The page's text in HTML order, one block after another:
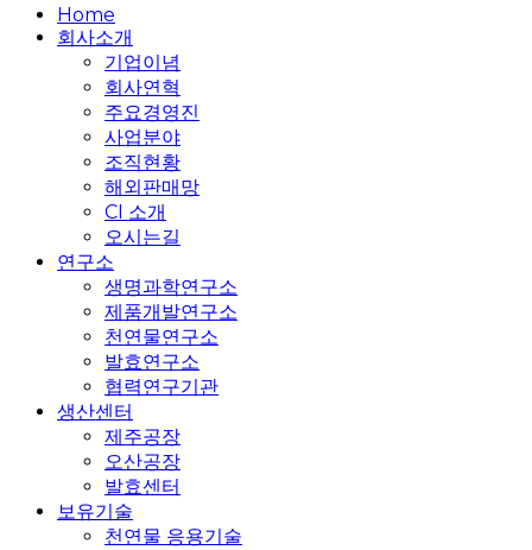
Close
Menu
Home
회사소개
기업이념
회사연혁
주요경영진
사업분야
조직현황
해외판매망
CI 소개
오시는길
연구소
생명과학연구소
제품개발연구소
천연물연구소
발효연구소
협력연구기관
생산센터
제주공장
오산공장
발효센터
보유기술
천연물 응용기술